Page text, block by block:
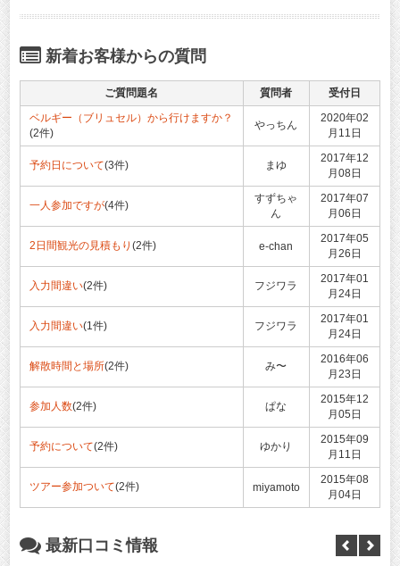
新着お客様からの質問
ご質問題名 質問者
受付日
ベルギー（ブリュセル）から行けますか？
(2件)
やっちん
2020年02
月11日
予約日について(3件) まゆ
2017年12
月08日
一人参加ですが(4件)
すずちゃ
ん
2017年07
月06日
2日間観光の見積もり (2件) e-chan
2017年05
月26日
入力間違い(2件) フジワラ
2017年01
月24日
入力間違い(1件) フジワラ
2017年01
月24日
解散時間と場所(2件) み〜
2016年06
月23日
参加人数(2件) ぱな
2015年12
月05日
予約について(2件) ゆかり
2015年09
月11日
ツアー参加ついて(2件) miyamoto
2015年08
月04日
最新口コミ情報